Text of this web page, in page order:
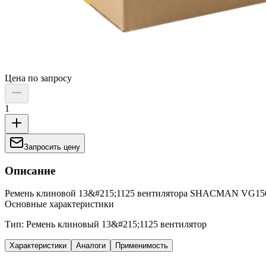
Цена по запросу
1
Запросить цену
Описание
Ремень клиновой 13&#215;1125 вентилятора SHACMAN
Основные характеристики
Тип: Ремень клиновый 13&#215;1125 вентилятор
Характеристики Аналоги Применимость